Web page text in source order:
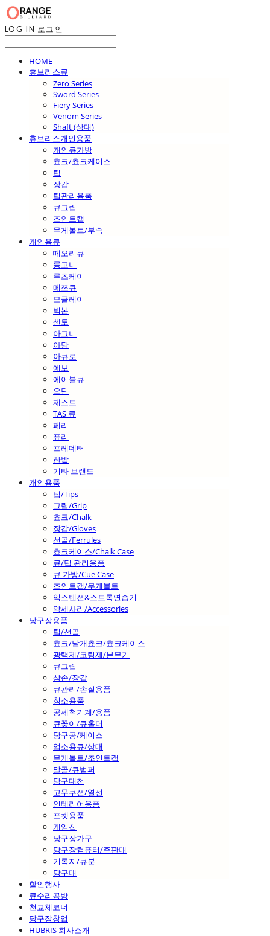
LOG IN 로그인
HOME
휴브리스큐
Zero Series
Sword Series
Fiery Series
Venom Series
Shaft (상대)
휴브리스개인용품
개인큐가방
쵸크/쵸크케이스
팁
장갑
팁관리용품
큐그립
조인트캡
무게볼트/부속
개인용큐
떼오리큐
롱고니
루츠케이
메쯔큐
모글레이
빅본
센토
아그니
아담
아큐로
에보
에이블큐
오딘
제스트
TAS 큐
페리
퓨리
프레데터
한밭
기타 브랜드
개인용품
팁/Tips
그립/Grip
쵸크/Chalk
장갑/Gloves
선골/Ferrules
쵸크케이스/Chalk Case
큐/팁 관리용품
큐 가방/Cue Case
조인트캡/무게볼트
익스텐션&스트록연습기
악세사리/Accessories
당구장용품
팁/선골
쵸크/낱개쵸크/쵸크케이스
광택제/코팅제/분무기
큐그립
삼손/장갑
큐관리/손질용품
청소용품
공세척기계/용품
큐꽂이/큐홀더
당구공/케이스
업소용큐/상대
무게볼트/조인트캡
말골/큐범퍼
당구대천
고무쿠션/열선
인테리어용품
포켓용품
게임칩
당구장가구
당구장컴퓨터/주판대
기록지/큐분
당구대
할인행사
큐수리공방
천교체코너
당구장창업
HUBRIS 회사소개